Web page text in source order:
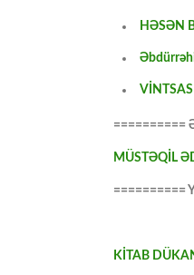
HƏSƏN
==========
MÜSTƏQİL
==========
KİTAB